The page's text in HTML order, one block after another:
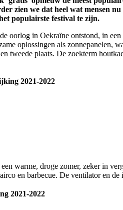
zien we dat heel wat mensen
populairste festival te zijn.
oorlog in Oekraïne ontstond, in
oplossingen als
tweede plaats. De zoekterm
2021-2022
warme, droge zomer, zeker in
en barbecue. De ventilator en
2021-2022